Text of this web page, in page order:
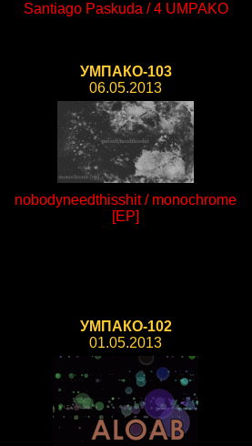
Santiago Paskuda / 4 UMPAKO
УМПАКО-103
06.05.2013
nobodyneedthisshit / monochrome
[EP]
УМПАКО-102
01.05.2013